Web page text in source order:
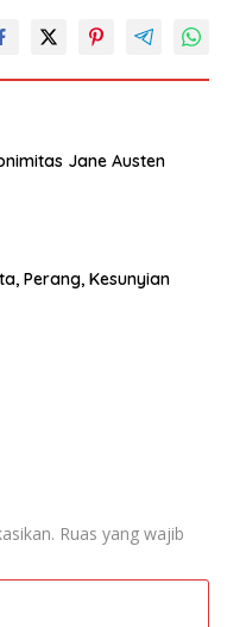
Jane Austen
Perang, Kesunyian
Ruas yang wajib